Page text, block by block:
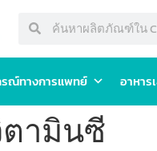
ณ์ทางการแพทย์ อาหาร
ามินซี